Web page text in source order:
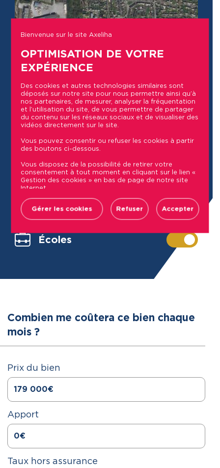
Leaflet| Map integration © byGenesii
Commerces
Écoles
Combien me coûtera ce bien chaque
mois ?
Prix du bien
Apport
Taux hors assurance
Bienvenue sur le site Axeliha
OPTIMISATION DE VOTRE
EXPÉRIENCE
Des cookies et autres technologies similaires sont
déposés sur notre site pour nous permettre ainsi qu’à
nos partenaires, de mesurer, analyser la fréquentation
et l’utilisation du site, de vous permettre de partager
du contenu sur les réseaux sociaux et de visualiser des
vidéos directement sur le site.
Vous pouvez consentir ou refuser les cookies à partir
des boutons ci-dessous.
Vous disposez de la possibilité de retirer votre
consentement à tout moment en cliquant sur le lien «
Gestion des cookies » en bas de page de notre site
Internet.
sur notre site ainsi que les finalités et données
collectées via ces cookies dans notre Politique de
confidentialité, accessible depuis le lien « Politique de
Internet.
Gérer les cookies Refuser Accepter